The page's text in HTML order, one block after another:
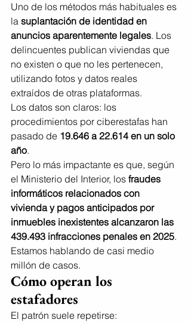
Uno de los métodos más habituales es
la suplantación de identidad en
anuncios aparentemente legales. Los
delincuentes publican viviendas que
no existen o que no les pertenecen,
utilizando fotos y datos reales
extraídos de otras plataformas.
Los datos son claros: los
procedimientos por ciberestafas han
pasado de 19.646 a 22.614 en un solo
año.
Pero lo más impactante es que, según
el Ministerio del Interior, los fraudes
informáticos relacionados con
vivienda y pagos anticipados por
inmuebles inexistentes alcanzaron las
439.493 infracciones penales en 2025.
Estamos hablando de casi medio
millón de casos.
Cómo operan los
estafadores
El patrón suele repetirse: